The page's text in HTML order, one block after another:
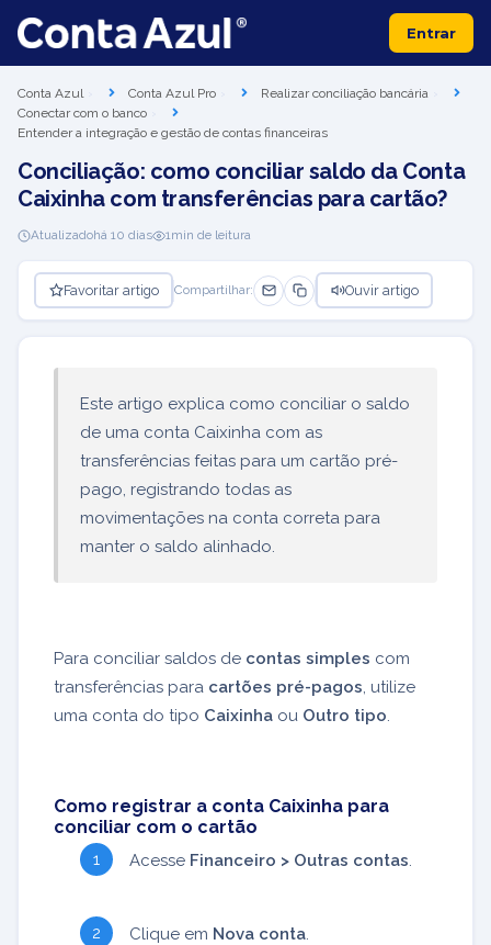
Entrar
Conta Azul Conta Azul Pro
Realizar conciliação bancária
Conectar com o banco
Entender a integração e gestão de contas financeiras
Conciliação: como conciliar saldo da Conta
Caixinha com transferências para cartão?
Atualizadohá 10 dias 1min de leitura
Favoritar artigo Compartilhar: Ouvir artigo
Este artigo explica como conciliar o saldo
de uma conta Caixinha com as
transferências feitas para um cartão pré-
pago, registrando todas as
movimentações na conta correta para
manter o saldo alinhado.
Para conciliar saldos de contas simples com
transferências para cartões pré-pagos , utilize
uma conta do tipo Caixinha ou Outro tipo
Como registrar a conta Caixinha para
conciliar com o cartão
Acesse Financeiro > Outras contas
Clique em Nova conta